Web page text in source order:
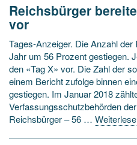
Reichsbürger
vor
Tages-Anzeiger. Die Anzahl
Jahr um 56 Prozent gestiegen.
den «Tag X» vor. Die Zahl der
einem Bericht zufolge binnen
gestiegen. Im Januar 2018
Verfassungsschutzbehörden
Reichsbürger – 56 …